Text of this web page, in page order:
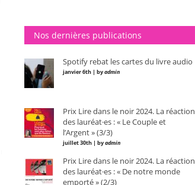
Nos dernières publications
Spotify rebat les cartes du livre audio
janvier 6th | byadmin
Prix Lire dans le noir 2024. La réaction
des lauréat·es : « Le Couple et
l’Argent » (3/3)
juillet 30th | byadmin
Prix Lire dans le noir 2024. La réaction
des lauréat·es : « De notre monde
emporté » (2/3)